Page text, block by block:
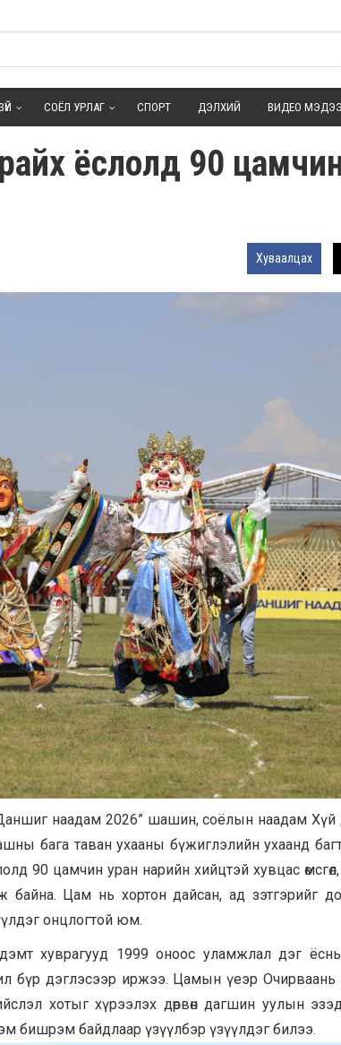
СОЁЛ УРЛАГ СПОРТ ДЭЛХИЙ ВИДЕО МЭДЭЭ
ёслолд 90
Хуваалцах
Даншиг наадам 2026” шашин, соёлын наадам Хүй
бага таван ухааны бүжиглэлийн ухаанд
90 цамчин уран нарийн хийцтэй хувцас өмсгөл,
байна. Цам нь хортон дайсан, ад зэтгэрийг
үзүүлдэг онцлогтой юм.
хуврагууд 1999 оноос уламжлал дэг
бүр дэглэсээр иржээ. Цамын үеэр Очирваань
хотыг хүрээлэх дөрвөн дагшин уулын
бишрэм байдлаар үзүүлбэр үзүүлдэг билээ.